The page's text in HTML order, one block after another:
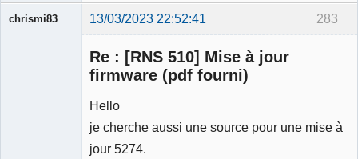
283
chrismi83 13/03/2023 22:52:41
Re : [RNS 510] Mise à jour
firmware (pdf fourni)
Hello
je cherche aussi une source pour une mise à
jour 5274.